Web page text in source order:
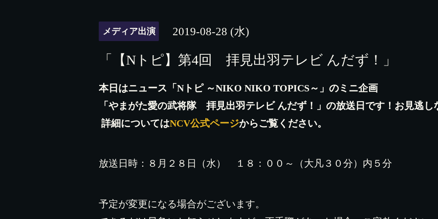
メディア出演 2019-08-28 (水)
「【Nトピ】第4回 拝見出羽テレビ んだず！」
本日はニュース「Nトピ ～NIKO NIKO TOPICS～」のミニ企画
「やまがた愛の武将隊 拝見出羽テレビ んだず！」の放送日です！お見逃し
詳細についてはNCV公式ページからご覧ください。
放送日時：８月２８日（水） １８：００～（大凡３０分）内５分
予定が変更になる場合がございます。